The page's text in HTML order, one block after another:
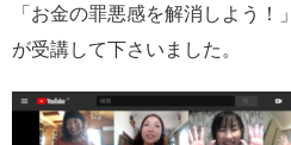
「お金の罪悪感を解消しよう
が受講して下さいました。